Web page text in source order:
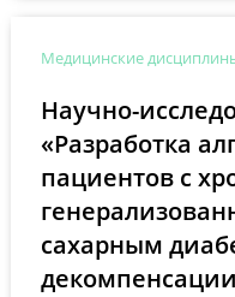
Медицинские
Научно-
«Разработка
пациентов с
сахарным